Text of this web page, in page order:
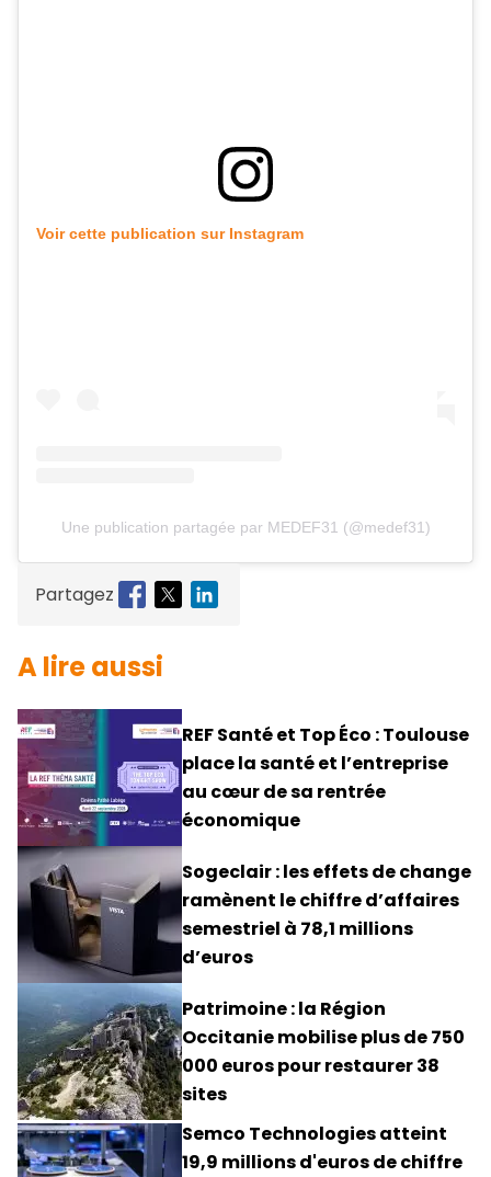
Voir cette publication sur Instagram
Une publication partagée par MEDEF31 (@medef31)
Partagez
A lire aussi
REF Santé et Top Éco : Toulouse
place la santé et l’entreprise
au cœur de sa rentrée
économique
Sogeclair : les effets de change
ramènent le chiffre d’affaires
semestriel à 78,1 millions
d’euros
Patrimoine : la Région
Occitanie mobilise plus de 750
000 euros pour restaurer 38
sites
Semco Technologies atteint
19,9 millions d'euros de chiffre